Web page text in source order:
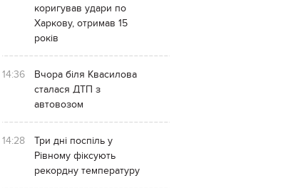
коригував удари по
Харкову, отримав 15
років
14:36
Вчора біля Квасилова
сталася ДТП з
автовозом
14:28
Три дні поспіль у
Рівному фіксують
рекордну температуру